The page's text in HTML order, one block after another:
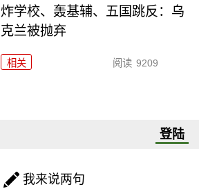
炸学校、轰基辅、五国跳反：乌
克兰被抛弃
相关 阅读 9209
登陆
我来说两句